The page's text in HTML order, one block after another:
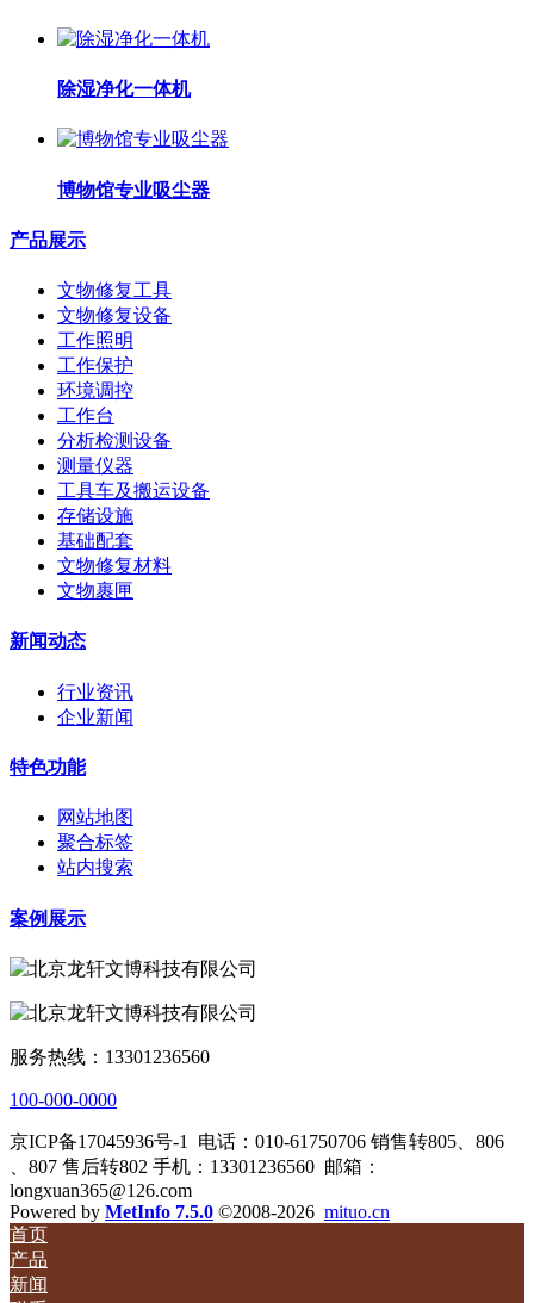
除湿净化一体机
博物馆专业吸尘器
产品展示
文物修复工具
文物修复设备
工作照明
工作保护
环境调控
工作台
分析检测设备
测量仪器
工具车及搬运设备
存储设施
基础配套
文物修复材料
文物裹匣
新闻动态
行业资讯
企业新闻
特色功能
网站地图
聚合标签
站内搜索
案例展示
服务热线：13301236560
100-000-0000
京ICP备17045936号-1
电话：010-61750706 销售转805、806
、807 售后转802 手机：13301236560 邮箱：
longxuan365@126.com
Powered by MetInfo 7.5.0 ©2008-2026 mituo.cn
首页
产品
新闻